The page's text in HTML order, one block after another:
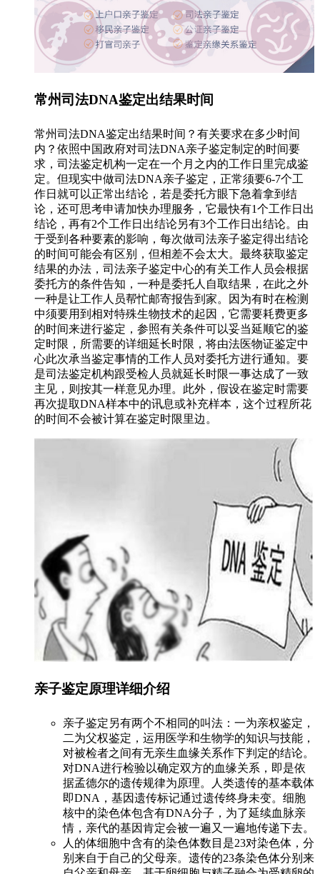
常州司法DNA鉴定出结果时间
常州司法DNA鉴定出结果时间？有关要求在多少时间
内？依照中国政府对司法DNA亲子鉴定制定的时间要
求，司法鉴定机构一定在一个月之内的工作日里完成鉴
定。但现实中做司法DNA亲子鉴定，正常须要6-7个工
作日就可以正常出结论，若是委托方眼下急着拿到结
论，还可思考申请加快办理服务，它最快有1个工作日出
结论，再有2个工作日出结论另有3个工作日出结论。由
于受到各种要素的影响，每次做司法亲子鉴定得出结论
的时间可能会有区别，但相差不会太大。最终获取鉴定
结果的办法，司法亲子鉴定中心的有关工作人员会根据
委托方的条件告知，一种是委托人自取结果，在此之外
一种是让工作人员帮忙邮寄报告到家。因为有时在检测
中须要用到相对特殊生物技术的起因，它需要耗费更多
的时间来进行鉴定，参照有关条件可以妥当延顺它的鉴
定时限，所需要的详细延长时限，将由法医物证鉴定中
心此次承当鉴定事情的工作人员对委托方进行通知。要
是司法鉴定机构跟受检人员就延长时限一事达成了一致
主见，则按其一样意见办理。此外，假设在鉴定时需要
再次提取DNA样本中的讯息或补充样本，这个过程所花
的时间不会被计算在鉴定时限里边。
亲子鉴定原理详细介绍
亲子鉴定另有两个不相同的叫法：一为亲权鉴定，
二为父权鉴定，运用医学和生物学的知识与技能，
对被检者之间有无亲生血缘关系作下判定的结论。
对DNA进行检验以确定双方的血缘关系，即是依
据孟德尔的遗传规律为原理。人类遗传的基本载体
即DNA，基因遗传标记通过遗传终身未变。细胞
核中的染色体包含有DNA分子，为了延续血脉亲
情，亲代的基因肯定会被一遍又一遍地传递下去。
人的体细胞中含有的染色体数目是23对染色体，分
别来自于自己的父母亲。遗传的23条染色体分别来